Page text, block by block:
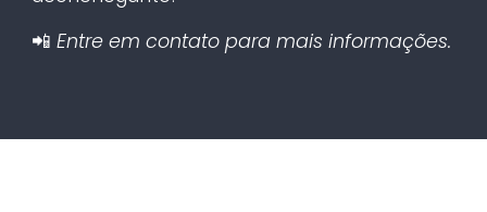
📲 Entre em contato para mais informações.